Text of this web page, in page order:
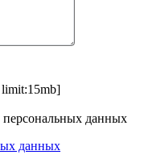
limit:15mb]
персональных данных
данных